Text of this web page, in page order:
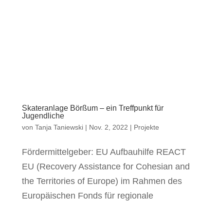
Skateranlage Börßum – ein Treffpunkt für
Jugendliche
von Tanja Taniewski| Nov. 2, 2022 | Projekte
Fördermittelgeber: EU Aufbauhilfe REACT
EU (Recovery Assistance for Cohesian and
the Territories of Europe) im Rahmen des
Europäischen Fonds für regionale